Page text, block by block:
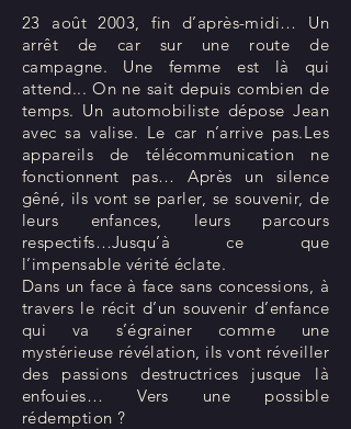
23 août 2003, fin d’après-midi… Un
arrêt de car sur une route de
campagne. Une femme est là qui
attend... On ne sait depuis combien de
temps. Un automobiliste dépose Jean
avec sa valise. Le car n’arrive pas.Les
appareils de télécommunication ne
fonctionnent pas… Après un silence
gêné, ils vont se parler, se souvenir, de
leurs enfances, leurs parcours
respectifs…Jusqu’à ce que
l’impensable vérité éclate.
Dans un face à face sans concessions, à
travers le récit d’un souvenir d’enfance
qui va s’égrainer comme une
mystérieuse révélation, ils vont réveiller
des passions destructrices jusque là
enfouies… Vers une possible
rédemption ?